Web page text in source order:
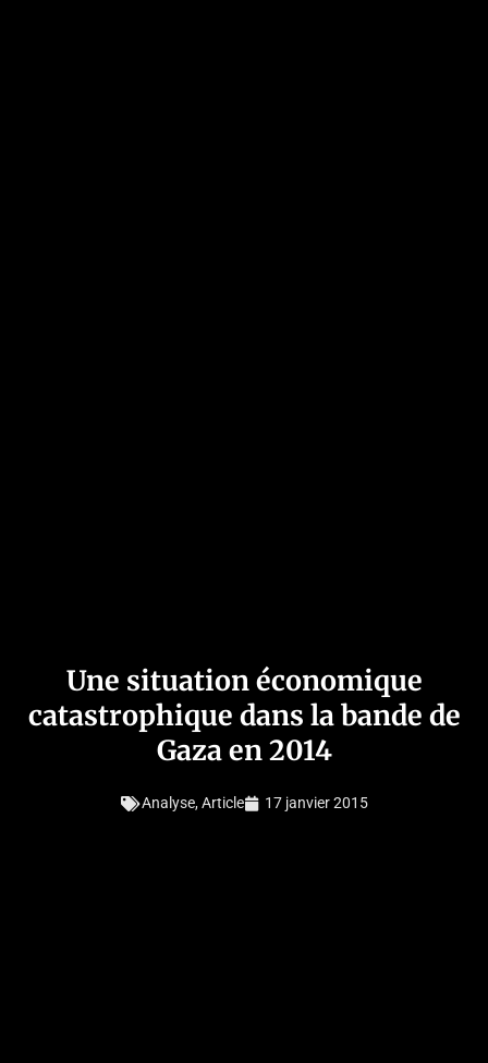
Une situation économique
catastrophique dans la bande de
Gaza en 2014
Analyse,Article 17 janvier 2015